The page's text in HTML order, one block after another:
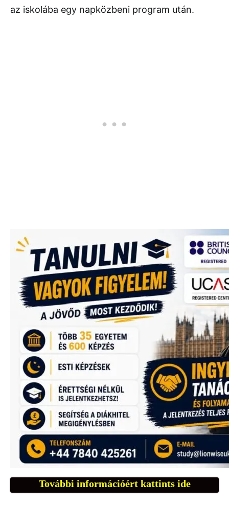
az iskolába egy napközbeni program után.
További információért kattints ide